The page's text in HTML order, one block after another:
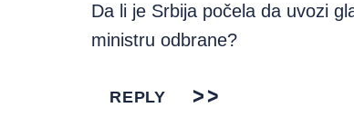
Da li je Srbija počela da uvozi
ministru odbrane?
REPLY